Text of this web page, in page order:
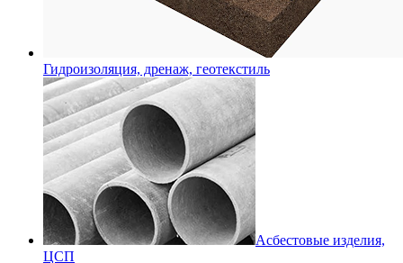
Гидроизоляция, дренаж, геотекстиль
Асбестовые изделия,
ЦСП